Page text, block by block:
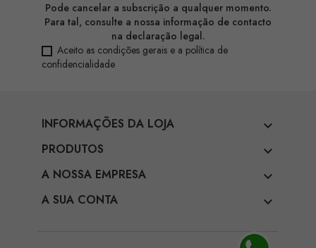
Pode cancelar a subscrição a qualquer momento.
Para tal, consulte a nossa informação de contacto
na declaração legal.
Aceito as condições gerais e a política de
confidencialidade
INFORMAÇÕES DA LOJA 
PRODUTOS 
A NOSSA EMPRESA 
A SUA CONTA 